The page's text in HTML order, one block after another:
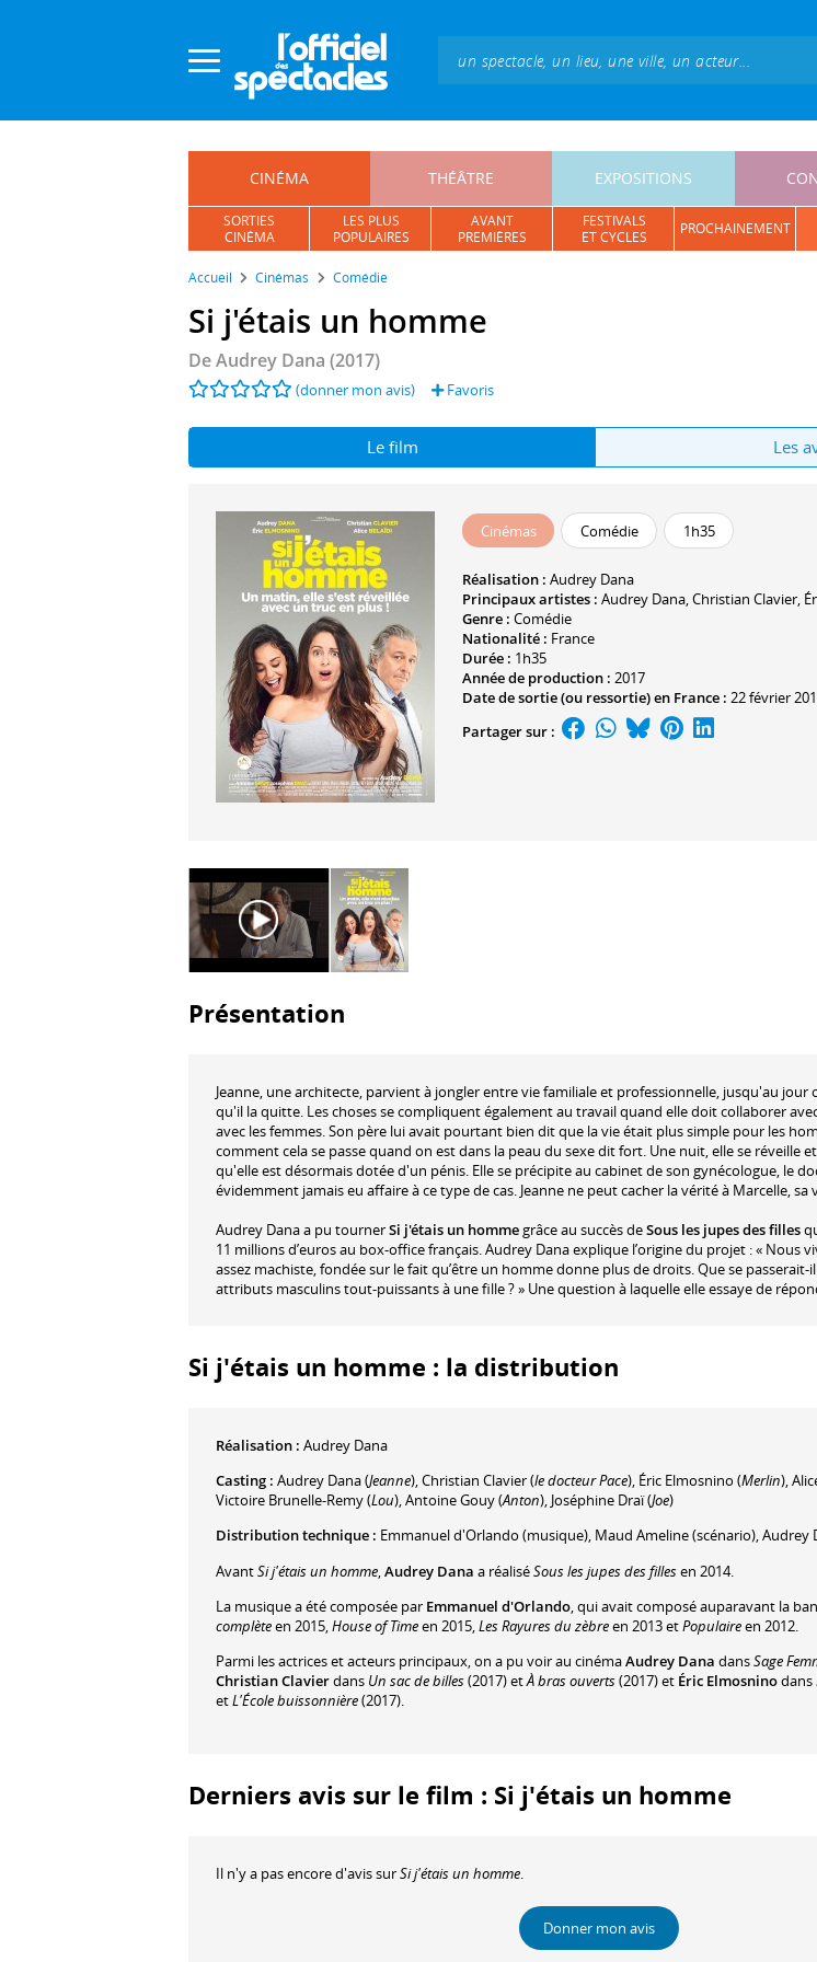
CINÉMA THÉÂTRE EXPOSITIONS
SORTIES
CINÉMA
LES PLUS
POPULAIRES
AVANT
PREMIÈRES
FESTIVALS
ET CYCLES
PROCHAINEMENT
Accueil Cinémas Comédie
Si j'étais un homme
DeAudrey Dana (2017)
(donner mon avis) Favoris
Le film Les
Cinémas Comédie 1h35
Réalisation : Audrey Dana
Principaux artistes : Audrey Dana,Christian Clavier,
Genre : Comédie
Nationalité : France
Durée : 1h35
Année de production : 2017
Date de sortie (ou ressortie) en France : 22 février
Partager sur :
Présentation
Jeanne, une architecte, parvient à jongler entre vie familiale et professionnelle, jusqu'au jour
qu'il la quitte. Les choses se compliquent également au travail quand elle doit collaborer
avec les femmes. Son père lui avait pourtant bien dit que la vie était plus simple pour les
comment cela se passe quand on est dans la peau du sexe dit fort. Une nuit, elle se réveille
qu'elle est désormais dotée d'un pénis. Elle se précipite au cabinet de son gynécologue, le
évidemment jamais eu affaire à ce type de cas. Jeanne ne peut cacher la vérité à Marcelle, sa
Audrey Dana a pu tournerSi j'étais un hommegrâce au succès deSous les jupes des filles
11 millions d’euros au box-office français. Audrey Dana explique l’origine du projet : « Nous
assez machiste, fondée sur le fait qu’être un homme donne plus de droits. Que se
attributs masculins tout-puissants à une fille ? » Une question à laquelle elle essaye de
Si j'étais un homme : la distribution
Réalisation : Audrey Dana
Casting : Audrey Dana(Jeanne),Christian Clavier(le docteur Pace), Éric Elmosnino (Merlin),
Victoire Brunelle-Remy(Lou),Antoine Gouy(Anton), Joséphine Draï(Joe)
Distribution technique : Emmanuel d'Orlando (musique), Maud Ameline(scénario),Audrey
AvantSi j'étais un homme,Audrey Dana a réaliséSous les jupes des fillesen 2014.
La musique a été composée par Emmanuel d'Orlando, qui avait composé auparavant la
complèteen 2015,House of Timeen 2015,Les Rayures du zèbreen 2013 etPopulaireen 2012.
Parmi les actrices et acteurs principaux, on a pu voir au cinémaAudrey Dana dansSage
Christian Clavierdans Un sac de billes(2017) etÀ bras ouverts(2017) et Éric Elmosninodans
etL'École buissonnière(2017).
Derniers avis sur le film : Si j'étais un homme
Il n'y a pas encore d'avis surSi j'étais un homme.
Donner mon avis